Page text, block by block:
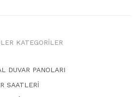
KATEGORİLER
DUVAR PANOLARI
SAATLERİ